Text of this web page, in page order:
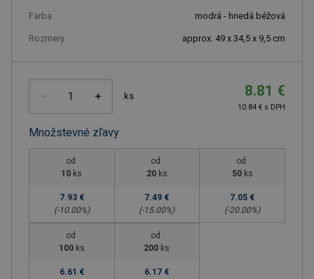
Farba modrá - hnedá béžová
Rozmery approx. 49 x 34,5 x 9,5 cm
ks 8.81 €
10.84 € s DPH
Množstevné zľavy
od
10 ks
7.93 €
(-10.00%)
od
20 ks
7.49 €
(-15.00%)
od
50 ks
7.05 €
(-20.00%)
od
100 ks
6.61 €
od
200 ks
6.17 €